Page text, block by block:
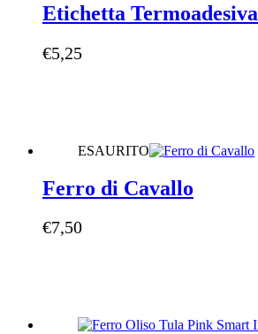
Etichetta Termoadesiva
€5,25
ESAURITO
Ferro di Cavallo
€7,50